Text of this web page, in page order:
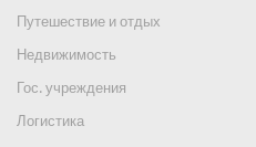
Путешествие и отдых
Недвижимость
Гос. учреждения
Логистика